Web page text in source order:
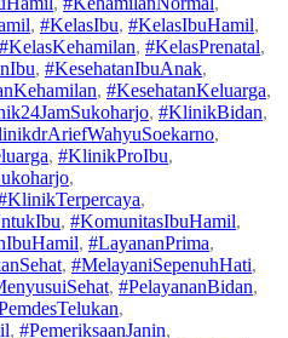
, #KelasIbu, #KelasIbuHamil
#KelasKehamilan, #KelasPrenatal
, #KesehatanIbuAnak
, #KesehatanKeluarga
, #KlinikBidan
, #KlinikProIbu
, #KomunitasIbuHamil
, #LayananPrima
, #MelayaniSepenuhHati
, #PelayananBidan
, #PemeriksaanJanin